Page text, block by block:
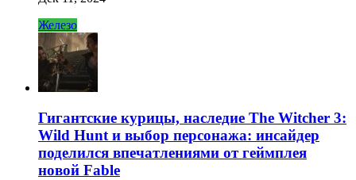
Железо
Гигантские курицы, наследие The Witcher 3:
Wild Hunt и выбор персонажа: инсайдер
поделился впечатлениями от геймплея
новой Fable